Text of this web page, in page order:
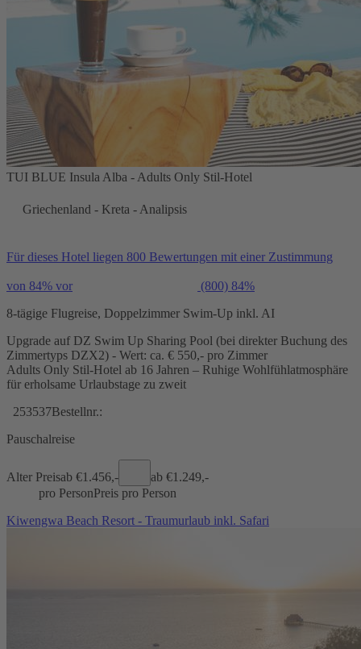
TUI BLUE Insula Alba - Adults Only Stil-Hotel
Griechenland - Kreta - Analipsis
Für dieses Hotel liegen 800 Bewertungen mit einer Zustimmung
von 84% vor (800) 84%
8-tägige Flugreise, Doppelzimmer Swim-Up inkl. AI
Upgrade auf DZ Swim Up Sharing Pool (bei direkter Buchung des
Zimmertyps DZX2) - Wert: ca. € 550,- pro Zimmer
Adults Only Stil-Hotel ab 16 Jahren – Ruhige Wohlfühlatmosphäre
für erholsame Urlaubstage zu zweit
253537Bestellnr.:
Pauschalreise
Alter Preisab €1.456,- ab €1.249,-
pro PersonPreis pro Person
Kiwengwa Beach Resort - Traumurlaub inkl. Safari